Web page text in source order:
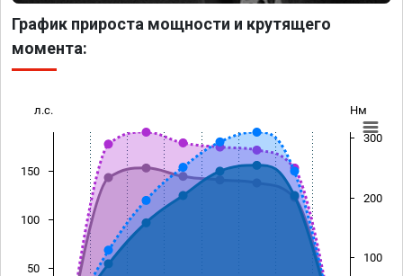
График прироста мощности и крутящего
момента:
л.с. Нм
50
100
150
100
200
300